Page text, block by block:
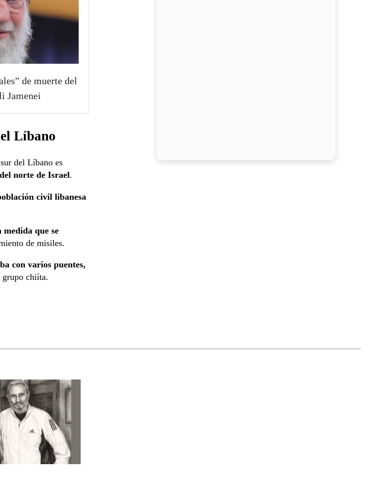
de muerte del
Jamenei
Líbano
del Líbano es
norte de Israel.
civil libanesa
medida que se
de misiles.
con varios puentes,
grupo chiíta.